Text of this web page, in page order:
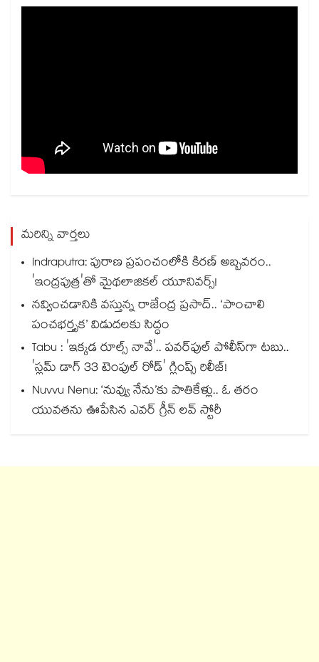
మరిన్ని వార్తలు
Indraputra: పురాణ ప్రపంచంలోకి కిరణ్ అబ్బవరం..
'ఇంద్రపుత్ర'తో మైథలాజికల్ యూనివర్స్!
నవ్వించడానికి వస్తున్న రాజేంద్ర ప్రసాద్.. ‘పాంచాలి
పంచభర్తృక’ విడుదలకు సిద్ధం
Tabu : 'ఇక్కడ రూల్స్ నావే'.. పవర్‌ఫుల్ పోలీస్‌గా టబు..
'స్లమ్ డాగ్ 33 టెంపుల్ రోడ్' గ్లింప్స్ రిలీజ్!
Nuvvu Nenu: ‘నువ్వు నేను’కు పాతికేళ్లు.. ఓ తరం
యువతను ఊపేసిన ఎవర్ గ్రీన్ లవ్ స్టోరీ